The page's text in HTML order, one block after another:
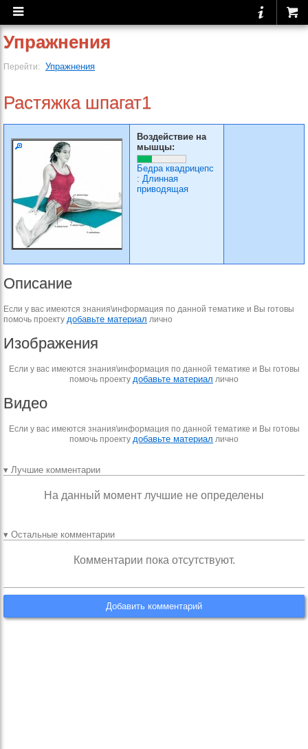
Упражнения
Перейти: Упражнения
Растяжка шпагат1
Воздействие на
мышцы:
Бедра квадрицепс
: Длинная
приводящая
Описание
Если у вас имеются знания\информация по данной тематике и Вы готовы
помочь проекту добавьте материал лично
Изображения
Если у вас имеются знания\информация по данной тематике и Вы готовы
помочь проекту добавьте материал лично
Видео
Если у вас имеются знания\информация по данной тематике и Вы готовы
помочь проекту добавьте материал лично
▾ Лучшие комментарии
На данный момент лучшие не определены
▾ Остальные комментарии
Комментарии пока отсутствуют.
Добавить комментарий